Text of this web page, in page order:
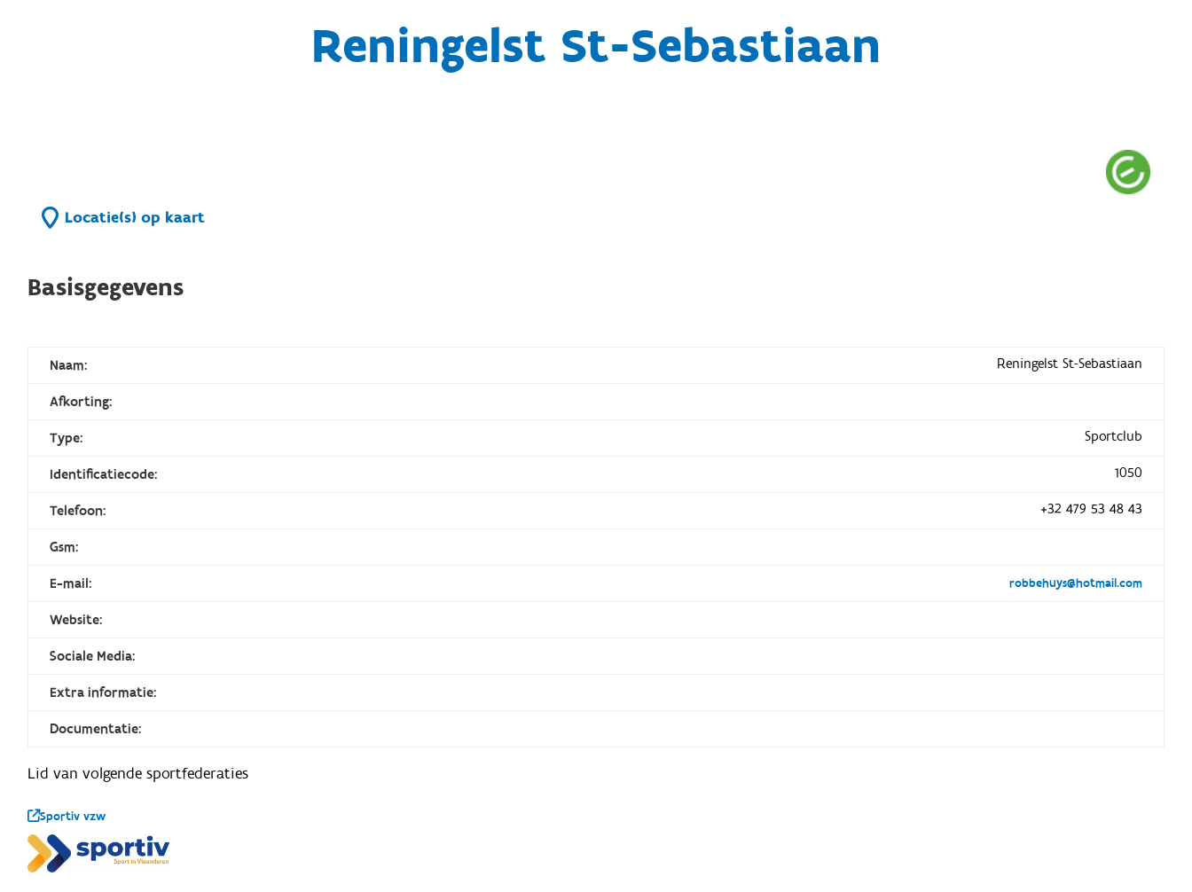
Reningelst St-Sebastiaan
Locatie(s) op kaart
Basisgegevens
Naam: Reningelst St-Sebastiaan
Afkorting:
Type: Sportclub
Identificatiecode: 1050
Telefoon: +32 479 53 48 43
Gsm:
E-mail: robbehuys@hotmail.com
Website:
Sociale Media:
Extra informatie:
Documentatie:
Lid van volgende sportfederaties
Sportiv vzw